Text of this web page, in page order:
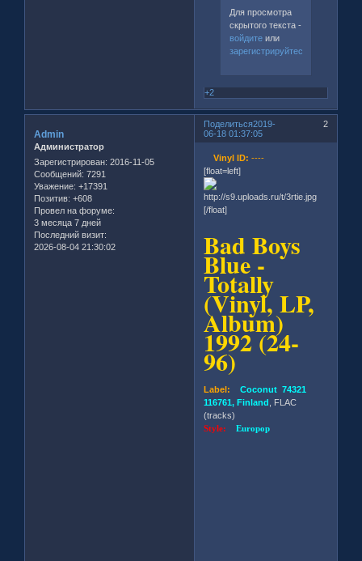
Для просмотра
скрытого текста -
войдитеили
зарегистрируйтесь
+2
Поделиться 2
2019-
06-18 01:37:05
Admin
Администратор
Зарегистрирован: 2016-11-05
Сообщений: 7291
Уважение: +17391
Позитив: +608
Провел на форуме:
3 месяца 7 дней
Последний визит:
2026-08-04 21:30:02
Vinyl ID: ----
[float=left]
[/float]
Bad Boys
Blue -
Totally
(Vinyl, LP,
Album)
1992 (24-
96)
Label: Coconut 74321
116761, Finland , FLAC
(tracks)
Style:Europop